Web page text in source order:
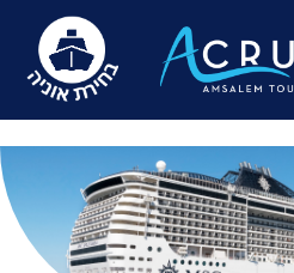
Update cookies preferences